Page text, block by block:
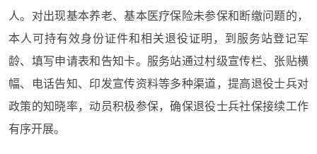
人。对出现基本养老、基本医疗保险未参保和断缴问题的，
本人可持有效身份证件和相关退役证明，到服务站登记军
龄、填写申请表和告知卡。服务站通过村级宣传栏、张贴横
幅、电话告知、印发宣传资料等多种渠道，提高退役士兵对
政策的知晓率，动员积极参保，确保退役士兵社保接续工作
有序开展。